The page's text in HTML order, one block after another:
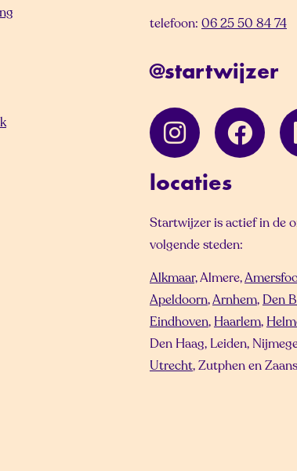
telefoon: 06 25 50 84 74
@startwijzer
locaties
Startwijzer is actief in de
volgende steden:
Alkmaar,Almere,
Apeldoorn,Arnhem, Den
Eindhoven, Haarlem,
Den Haag, Leiden,
Utrecht, Zutphen en